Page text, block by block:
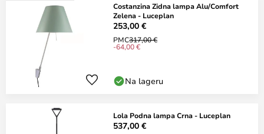
Costanzina Zidna lampa Alu/Comfort
Zelena - Luceplan
253,00 €
PMC317,00 €
-64,00 €
Na lageru
Lola Podna lampa Crna - Luceplan
537,00 €